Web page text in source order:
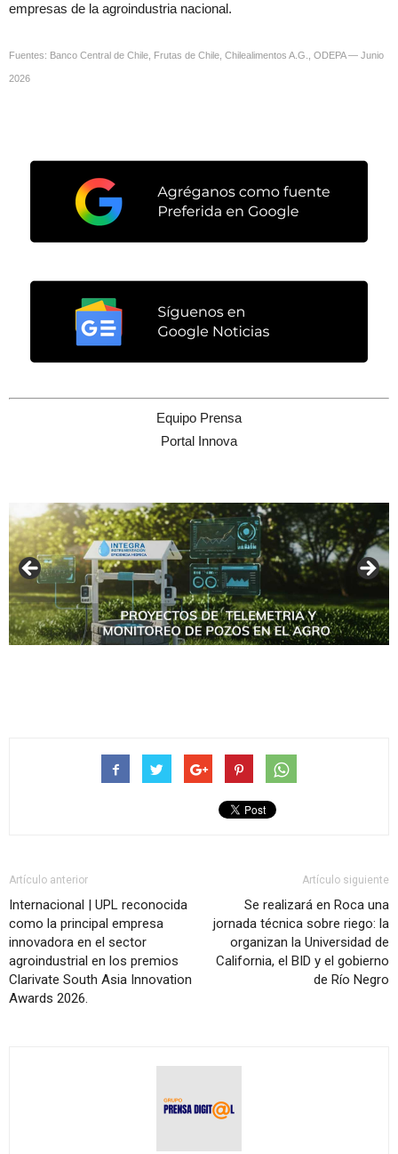
empresas de la agroindustria nacional.
Fuentes: Banco Central de Chile, Frutas de Chile, Chilealimentos A.G., ODEPA — Junio
2026
Equipo Prensa
Portal Innova
Artículo anterior
Internacional | UPL reconocida
como la principal empresa
innovadora en el sector
agroindustrial en los premios
Clarivate South Asia Innovation
Awards 2026.
Artículo siguiente
Se realizará en Roca una
jornada técnica sobre riego: la
organizan la Universidad de
California, el BID y el gobierno
de Río Negro